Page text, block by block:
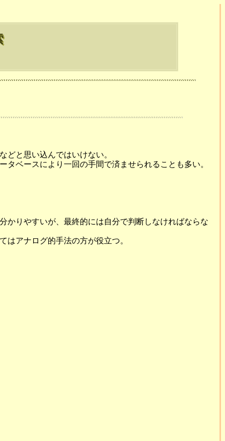
どと思い込んではいけない。
ベースにより一回の手間で済ませられることも多い。
かりやすいが、最終的には自分で判断しなければならな
はアナログ的手法の方が役立つ。